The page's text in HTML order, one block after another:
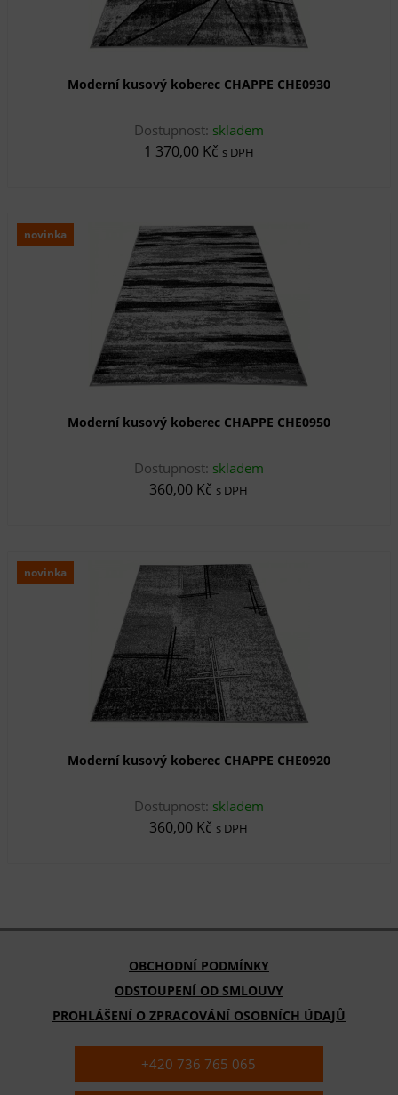
Moderní kusový koberec CHAPPE CHE0930
Dostupnost: skladem
1 370,00 Kč s DPH
novinka
Moderní kusový koberec CHAPPE CHE0950
Dostupnost: skladem
360,00 Kč s DPH
novinka
Moderní kusový koberec CHAPPE CHE0920
Dostupnost: skladem
360,00 Kč s DPH
OBCHODNÍ PODMÍNKY
ODSTOUPENÍ OD SMLOUVY
PROHLÁŠENÍ O ZPRACOVÁNÍ OSOBNÍCH ÚDAJŮ
+420 736 765 065